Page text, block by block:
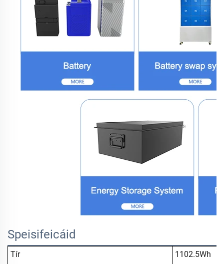
Speisifeicáid
Tír 1102.5Wh